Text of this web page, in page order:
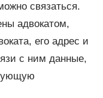
связаться.
адвокатом,
его адрес и
с ним данные,